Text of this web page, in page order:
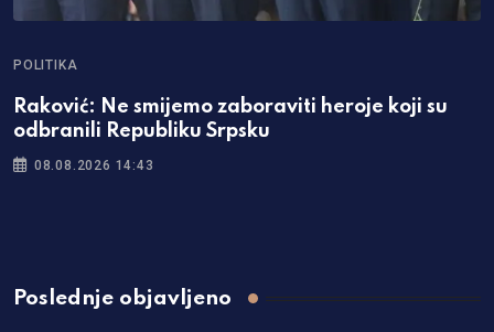
POLITIKA
Raković: Ne smijemo zaboraviti heroje koji su
odbranili Republiku Srpsku
08.08.2026 14:43
Poslednje objavljeno